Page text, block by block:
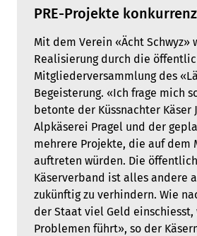
PRE-Projekte
Mit dem Verein «Ächt
Realisierung durch die
Mitgliederversammlung des
Begeisterung. «Ich frage mich
betonte der Küssnachter
Alpkäserei Pragel und der
mehrere Projekte, die auf
auftreten würden. Die
Käserverband ist alles andere
zukünftig zu verhindern. Wie
der Staat viel Geld
Problemen führt», so der